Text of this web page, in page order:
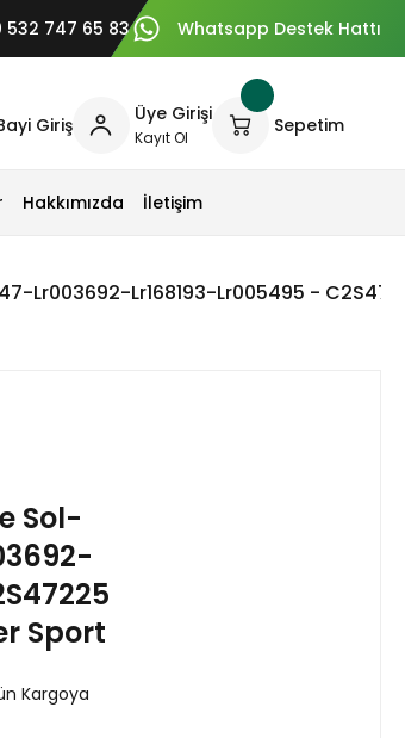
532 747 65 83 Whatsapp Destek Hattı
Giriş Üye Girişi
Kayıt Ol
Sepetim
Hakkımızda İletişim
Lr003692-Lr168193-Lr005495 -
Sol-
Sport
Kargoya